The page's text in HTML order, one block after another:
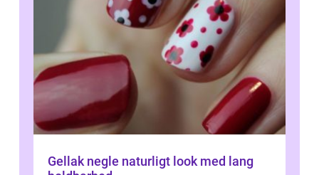
Gellak negle naturligt look med lang